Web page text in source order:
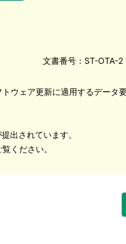
文書番号：ST-OTA-2
ウェア更新に適用するデータ
出されています。
ください。